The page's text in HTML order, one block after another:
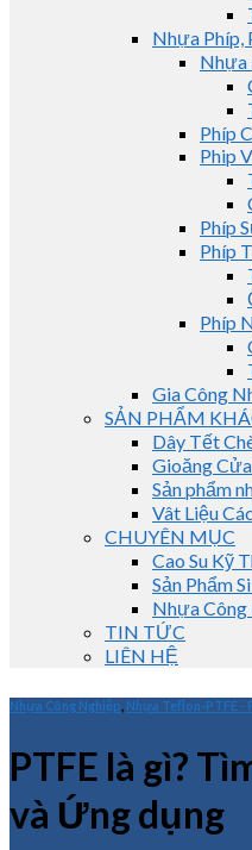
Nhựa Phíp,
Nhựa
Phíp
Phip
Phíp
Phíp
Phíp
Gia Công
SẢN PHẨM
Dây Tết
Gioăng
Sản phẩm
Vât Liệu
CHUYÊN MỤC
Cao Su Kỹ
Sản Phẩm
Nhựa
TIN TỨC
LIÊN HỆ
Nhựa Công Nghiệp Nhựa Teflon-PTFE -
PTFE là gì?
và Ứng dụng